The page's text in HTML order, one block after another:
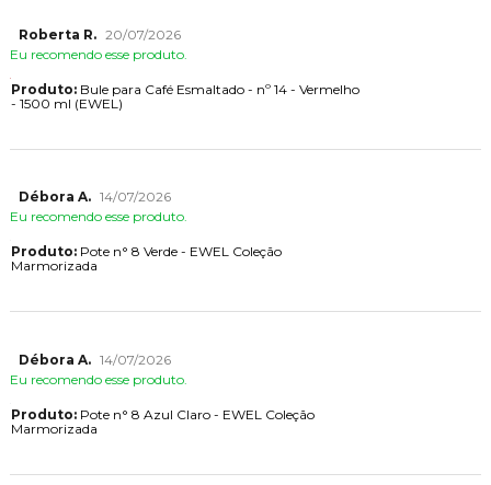
Roberta R. 20/07/2026
Eu recomendo esse produto.
Produto:Bule para Café Esmaltado - nº 14 - Vermelho
- 1500 ml (EWEL)
Débora A. 14/07/2026
Eu recomendo esse produto.
Produto:Pote n° 8 Verde - EWEL Coleção
Marmorizada
Débora A. 14/07/2026
Eu recomendo esse produto.
Produto:Pote n° 8 Azul Claro - EWEL Coleção
Marmorizada